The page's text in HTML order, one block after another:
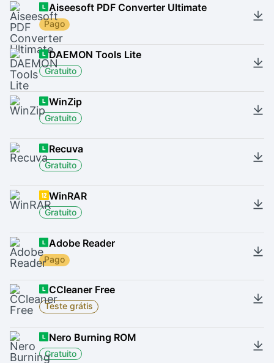
Aiseesoft PDF Converter Ultimate
Pago
DAEMON Tools Lite
Gratuito
WinZip
Gratuito
Recuva
Gratuito
WinRAR
Gratuito
Adobe Reader
Pago
CCleaner Free
Teste grátis
Nero Burning ROM
Gratuito